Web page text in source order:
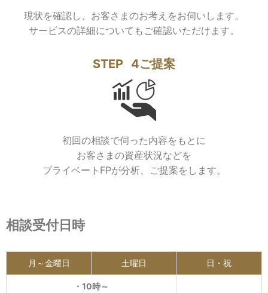
現状を確認し、お客さまのお考えをお伺いします。
サービスの詳細についてもご確認いただけます。
STEP 4ご提案
初回の相談で伺った内容をもとに
お客さまの資産状況などを
プライベートFPが分析、ご提案をします。
相談受付日時
月～金曜日 土曜日 日・祝
・10時～